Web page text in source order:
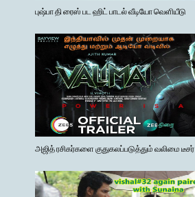
புஷ்பா தி ரைஸ் பட ஹிட் பாடல் வீடியோ வெளியீடு
அஜித் ரசிகர்களை குதுகலப்படுத்தும் வலிமை டீசர்